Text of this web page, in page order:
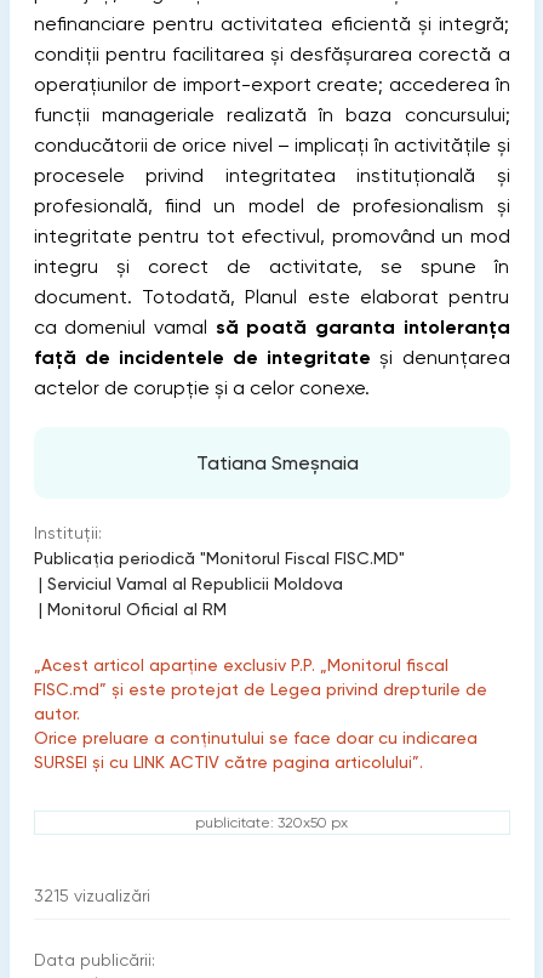
nefinanciare pentru activitatea eficientă și integră;
condiții pentru facilitarea și desfășurarea corectă a
operațiunilor de import-export create; accederea în
funcții manageriale realizată în baza concursului;
conducătorii de orice nivel – implicați în activitățile și
procesele privind integritatea instituțională și
profesională, fiind un model de profesionalism și
integritate pentru tot efectivul, promovând un mod
integru și corect de activitate, se spune în
document. Totodată, Planul este elaborat pentru
ca domeniul vamal să poată garanta intoleranța
față de incidentele de integritate și denunțarea
actelor de corupție și a celor conexe.
Tatiana Smeșnaia
Instituții:
Publicaţia periodică "Monitorul Fiscal FISC.MD"
| Serviciul Vamal al Republicii Moldova
| Monitorul Oficial al RM
„Acest articol aparține exclusiv P.P. „Monitorul fiscal
FISC.md” și este protejat de Legea privind drepturile de
autor.
Orice preluare a conținutului se face doar cu indicarea
SURSEI și cu LINK ACTIV către pagina articolului”.
publicitate: 320x50 px
3215 vizualizări
Data publicării: